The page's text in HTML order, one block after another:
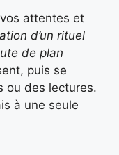
attentes et
d’un rituel
de plan
puis se
ou des lectures.
à une seule